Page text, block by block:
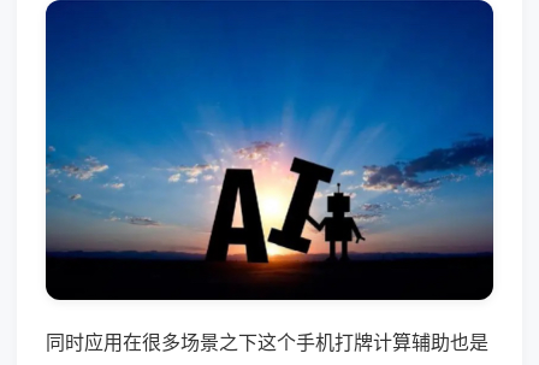
同时应用在很多场景之下这个手机打牌计算辅助也是